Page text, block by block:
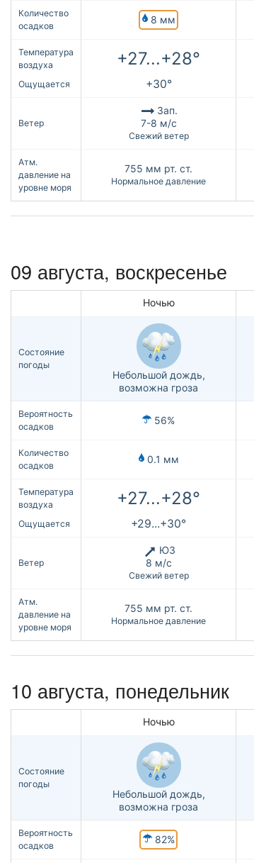
Количество
осадков
8 мм
Температура
воздуха
+27...+28°
Ощущается +30°
Ветер
Зап.
7-8 м/с
Свежий ветер
Атм.
давление на
уровне моря
755 мм рт. ст.
Нормальное давление
09 августа, воскресенье
Ночью
Состояние
погоды
Небольшой дождь,
возможна гроза
Вероятность
осадков
56%
Количество
осадков
0.1 мм
Температура
воздуха
+27...+28°
Ощущается +29...+30°
Ветер
ЮЗ
8 м/с
Свежий ветер
Атм.
давление на
уровне моря
755 мм рт. ст.
Нормальное давление
10 августа, понедельник
Ночью
Состояние
погоды
Небольшой дождь,
возможна гроза
Вероятность
осадков
82%